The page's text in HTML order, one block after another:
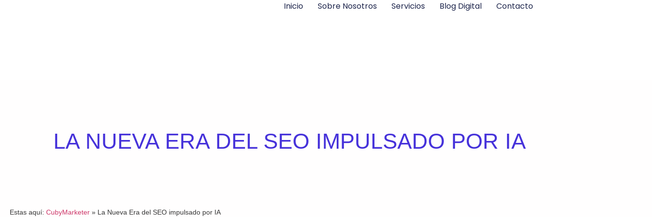
Inicio Sobre Nosotros Servicios Blog Digital Contacto
LA NUEVA ERA DEL SEO IMPULSADO POR IA
Estas aquí: CubyMarketer » La Nueva Era del SEO impulsado por IA